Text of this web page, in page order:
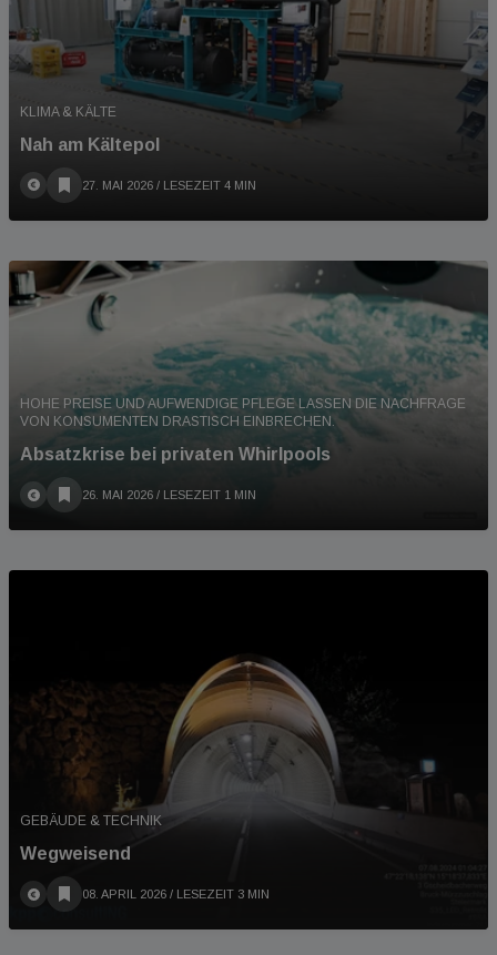
KLIMA & KÄLTE
Nah am Kältepol
27. MAI 2026 / LESEZEIT 4 MIN
HOHE PREISE UND AUFWENDIGE PFLEGE LASSEN DIE NACHFRAGE
VON KONSUMENTEN DRASTISCH EINBRECHEN.
Absatzkrise bei privaten Whirlpools
26. MAI 2026 / LESEZEIT 1 MIN
GEBÄUDE & TECHNIK
Wegweisend
08. APRIL 2026 / LESEZEIT 3 MIN